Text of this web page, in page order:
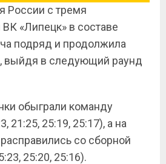
России с тремя
«Липецк» в составе
подряд и продолжила
выйдя в следующий раунд
обыграли команду
21:25, 25:19, 25:17), а на
со сборной
25:20, 25:16).